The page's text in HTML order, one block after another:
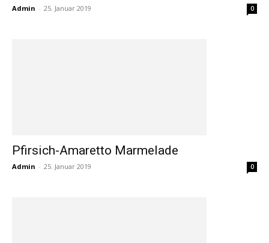
Admin - 25. Januar 2019 0
Pfirsich-Amaretto Marmelade
Admin - 25. Januar 2019 0